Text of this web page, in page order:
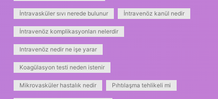
İntravasküler sıvı nerede bulunur İntravenöz kanül nedir
İntravenöz komplikasyonları nelerdir
Intravenöz nedir ne işe yarar
Koagülasyon testi neden istenir
Mikrovasküler hastalık nedir Pıhtılaşma tehlikeli mi